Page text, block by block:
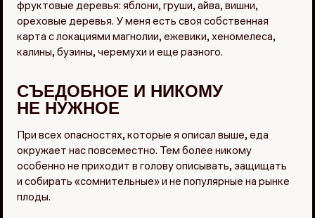
фруктовые деревья: яблони, груши, айва, вишни,
ореховые деревья. У меня есть своя собственная
карта с локациями магнолии, ежевики, хеномелеса,
калины, бузины, черемухи и еще разного.
СЪЕДОБНОЕ И НИКОМУ
НЕ НУЖНОЕ
При всех опасностях, которые я описал выше, еда
окружает нас повсеместно. Тем более никому
особенно не приходит в голову описывать, защищать
и собирать «сомнительные» и не популярные на рынке
плоды.